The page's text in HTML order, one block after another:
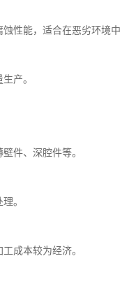
性能，适合在恶劣环境
产。
件、深腔件等。
。
成本较为经济。